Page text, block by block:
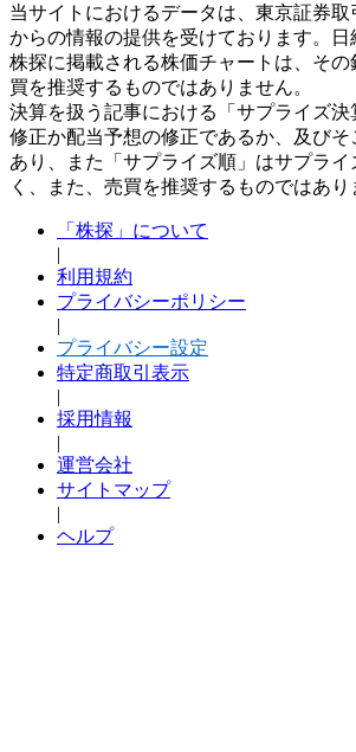
当サイトにおけるデータは、東京証券取
からの情報の提供を受けております。
株探に掲載される株価チャートは、そ
買を推奨するものではありません。
決算を扱う記事における「サプライズ
修正か配当予想の修正であるか、及び
あり、また「サプライズ順」はサプラ
く、また、売買を推奨するものではあり
「株探」について
|
利用規約
プライバシーポリシー
|
プライバシー設定
特定商取引表示
|
採用情報
|
運営会社
サイトマップ
|
ヘルプ